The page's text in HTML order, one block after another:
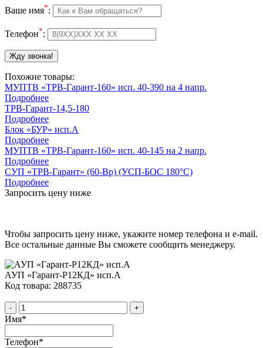
Ваше имя*:
Телефон*:
Похожие товары:
МУПТВ «ТРВ-Гарант-160» исп. 40-390 на 4 напр.
Подробнее
ТРВ-Гарант-14,5-180
Подробнее
Блок «БУР» исп.А
Подробнее
МУПТВ «ТРВ-Гарант-160» исп. 40-145 на 2 напр.
Подробнее
СУП «ТРВ-Гарант» (60-Вр) (УСП-БОС 180°С)
Подробнее
Запросить цену ниже
Чтобы запросить цену ниже, укажите номер телефона и e-mail.
Все остальные данные Вы сможете сообщить менеджеру.
АУП «Гарант-Р12КД» исп.А
Код товара: 288735
- +
Имя*
Телефон*